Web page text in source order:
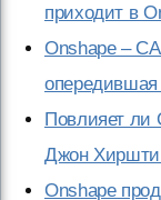
приходит в
Onshape –
Повлияет ли
Джон
Onshape